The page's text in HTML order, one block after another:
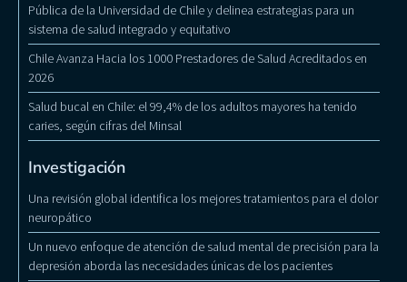
Pública de la Universidad de Chile y delinea estrategias para un
sistema de salud integrado y equitativo
Chile Avanza Hacia los 1000 Prestadores de Salud Acreditados en
2026
Salud bucal en Chile: el 99,4% de los adultos mayores ha tenido
caries, según cifras del Minsal
Investigación
Una revisión global identifica los mejores tratamientos para el dolor
neuropático
Un nuevo enfoque de atención de salud mental de precisión para la
depresión aborda las necesidades únicas de los pacientes